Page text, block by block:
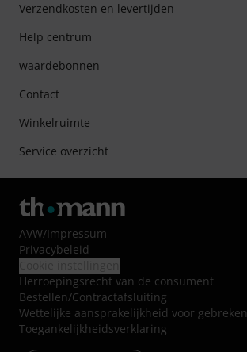
Verzendkosten en levertijden
Help centrum
waardebonnen
Contact
Winkelruimte
Service overzicht
AVW/Impressum
Privacybeleid
Herroepingsrecht van de consument
Bestellen/Contractafsluiting
Wettelijke aansprakelijkheid voor gebreken
Toegankelijkheidsverklaring